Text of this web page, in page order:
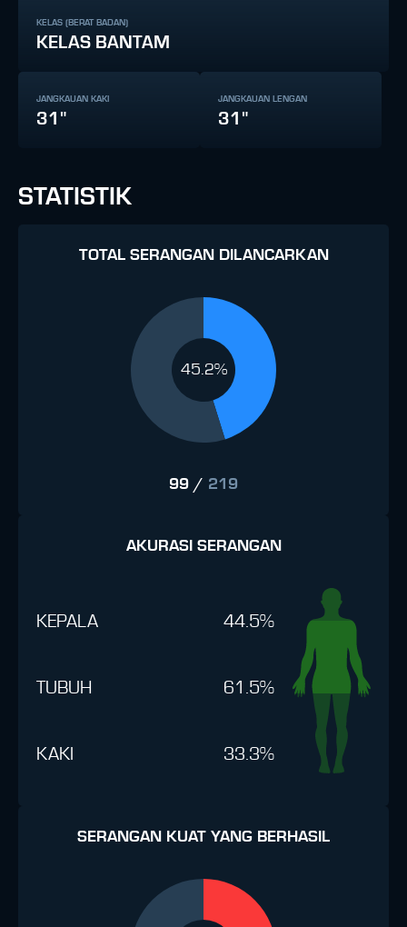
KELAS (BERAT BADAN)
KELAS BANTAM
JANGKAUAN KAKI
31"
JANGKAUAN LENGAN
31"
STATISTIK
TOTAL SERANGAN DILANCARKAN
45.2%
99 / 219
AKURASI SERANGAN
KEPALA 44.5%
TUBUH 61.5%
KAKI 33.3%
SERANGAN KUAT YANG BERHASIL